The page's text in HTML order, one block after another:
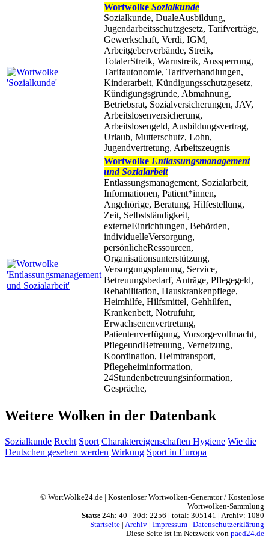
Wortwolke Sozialkunde
Sozialkunde, DualeAusbildung,
Jugendarbeitsschutzgesetz, Tarifverträge,
Gewerkschaft, Verdi, IGM,
Arbeitgeberverbände, Streik,
TotalerStreik, Warnstreik, Aussperrung,
Tarifautonomie, Tarifverhandlungen,
Kinderarbeit, Kündigungsschutzgesetz,
Kündigungsgründe, Abmahnung,
Betriebsrat, Sozialversicherungen, JAV,
Arbeitslosenversicherung,
Arbeitslosengeld, Ausbildungsvertrag,
Urlaub, Mutterschutz, Lohn,
Jugendvertretung, Arbeitszeugnis
Wortwolke Entlassungsmanagement
und Sozialarbeit
Entlassungsmanagement, Sozialarbeit,
Informationen, Patient*innen,
Angehörige, Beratung, Hilfestellung,
Zeit, Selbstständigkeit,
externeEinrichtungen, Behörden,
individuelleVersorgung,
persönlicheRessourcen,
Organisationsunterstützung,
Versorgungsplanung, Service,
Betreuungsbedarf, Anträge, Pflegegeld,
Rehabilitation, Hauskrankenpflege,
Heimhilfe, Hilfsmittel, Gehhilfen,
Krankenbett, Notrufuhr,
Erwachsenenvertretung,
Patientenverfügung, Vorsorgevollmacht,
PflegeundBetreuung, Vernetzung,
Koordination, Heimtransport,
Pflegeheiminformation,
24Stundenbetreuungsinformation,
Gespräche,
Weitere Wolken in der Datenbank
Sozialkunde Recht Sport Charaktereigenschaften Hygiene Wie die
Deutschen gesehen werden Wirkung Sport in Europa
© WortWolke24.de | Kostenloser Wortwolken-Generator / Kostenlose
Wortwolken-Sammlung
Stats: 24h: 40 | 30d: 2256 | total: 305141 | Archiv: 1080
Startseite Archiv Impressum
Datenschutzerklärung
Diese Seite ist im Netzwerk von paed24.de